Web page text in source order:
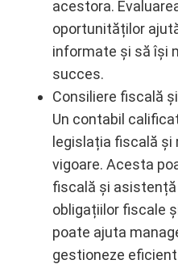
acestora.
oportunităților
informate și să își
succes.
Consiliere fiscală
Un contabil
legislația fiscală și
vigoare. Acesta
fiscală și
obligațiilor fiscale
poate ajuta
gestioneze